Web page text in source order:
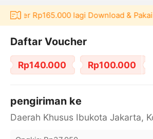
Rp165.000 lagi Download & Pakai！
Daftar Voucher
Rp140.000 Rp100.000
pengiriman ke